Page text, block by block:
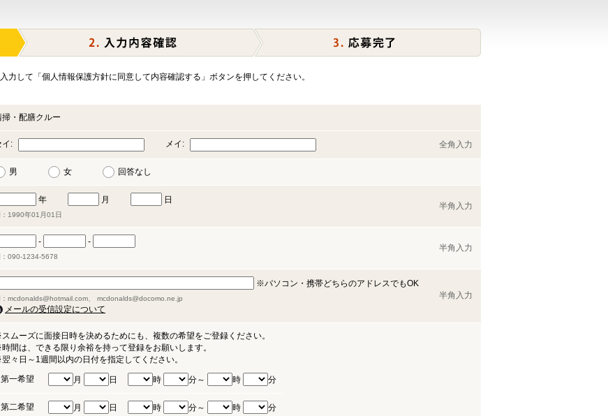
力して「個人情報保護方針に同意して内容確認する」ボタンを押してください。
掃・配膳クルー
イ: メイ: 全角入力
男 女 回答なし
年 月 日
1990年01月01日
半角入力
- -
090-1234-5678
半角入力
※パソコン・携帯どちらのアドレスでもOK
mcdonalds@hotmail.com、 mcdonalds@docomo.ne.jp
メールの受信設定について
半角入力
ムーズに面接日時を決めるためにも、複数の希望をご登録ください。
間は、できる限り余裕を持って登録をお願いします。
々日～1週間以内の日付を指定してください。
第一希望
月 日 時 分～ 時 分
第二希望 月 日 時 分～ 時 分